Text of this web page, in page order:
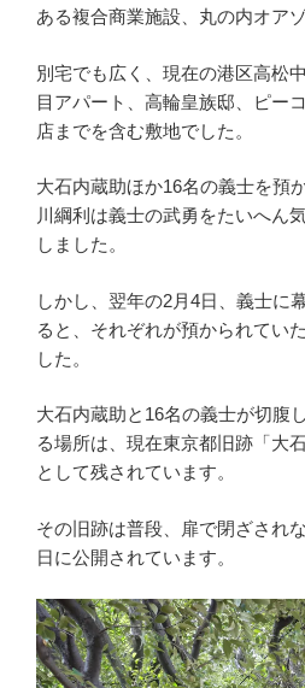
ある複合商業施設、丸の内オア
別宅でも広く、現在の港区高松
目アパート、高輪皇族邸、ピー
店までを含む敷地でした。
大石内蔵助ほか16名の義士を預
川綱利は義士の武勇をたいへん
しました。
しかし、翌年の2月4日、義士に
ると、それぞれが預かられてい
した。
大石内蔵助と16名の義士が切腹
る場所は、現在東京都旧跡「大
として残されています。
その旧跡は普段、扉で閉ざされ
日に公開されています。